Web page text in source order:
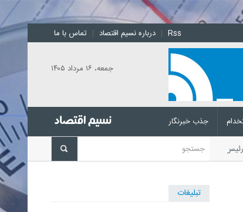
تماس با ما | درباره نسیم اقتصاد | Rss
جمعه، ۱۶ مرداد ۱۴۰۵
جذب خبرنگار
رئیس سازمان توسعه تجارت با
تبلیغات